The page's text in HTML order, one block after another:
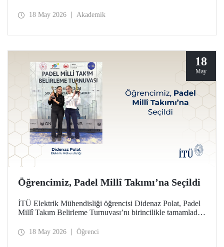
18 May 2026 Akademik
18
May
Öğrencimiz, Padel Millî Takımı’na Seçildi
İTÜ Elektrik Mühendisliği öğrencisi Didenaz Polat, Padel
Millî Takım Belirleme Turnuvası’nı birincilikle tamamladığı
18 May 2026 Öğrenci